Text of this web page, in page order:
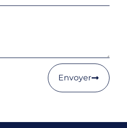
Envoyer